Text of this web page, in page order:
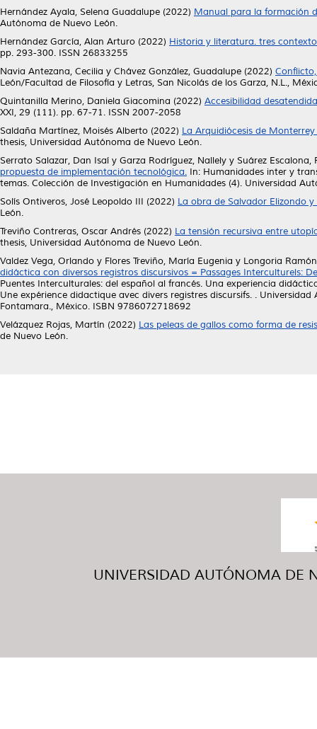
Hernández Ayala, Selena Guadalupe (2022) Manual para la formación
Autónoma de Nuevo León.
Hernández García, Alan Arturo (2022) Historia y literatura. tres
pp. 293-300. ISSN 26833255
Navia Antezana, Cecilia y Chávez González, Guadalupe (2022)
León/Facultad de Filosofía y Letras, San Nicolás de los Garza, N.L.,
Quintanilla Merino, Daniela Giacomina (2022) Accesibilidad
XXI, 29 (111). pp. 67-71. ISSN 2007-2058
Saldaña Martínez, Moisés Alberto (2022) La Arquidiócesis de
thesis, Universidad Autónoma de Nuevo León.
Serrato Salazar, Dan Isaí y Garza Rodríguez, Nallely y Suárez Escalona,
propuesta de implementación tecnológica. In: Humanidades inter y
temas. Colección de Investigación en Humanidades (4). Universidad
Solís Ontiveros, José Leopoldo III (2022) La obra de Salvador Elizondo
León.
Treviño Contreras, Oscar Andrés (2022) La tensión recursiva entre
thesis, Universidad Autónoma de Nuevo León.
Valdez Vega, Orlando y Flores Treviño, María Eugenia y Longoria
didáctica con diversos registros discursivos = Passages Interculturels:
Puentes Interculturales: del español al francés. Una experiencia
Une expérience didactique avec divers registres discursifs. .
Fontamara., México. ISBN 9786072718692
Velázquez Rojas, Martín (2022) Las peleas de gallos como forma de
de Nuevo León.
UNIVERSIDAD AUTÓNOMA DE